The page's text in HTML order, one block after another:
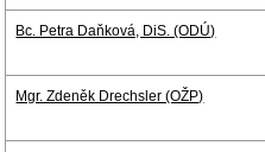
Bc. Petra Daňková, DiS. (ODÚ)
Mgr. Zdeněk Drechsler (OŽP)